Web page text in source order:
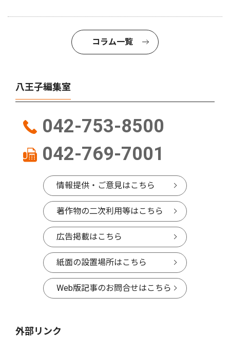
コラム一覧
八王子編集室
042-753-8500
042-769-7001
情報提供・ご意見はこちら
著作物の二次利用等はこちら
広告掲載はこちら
紙面の設置場所はこちら
Web版記事のお問合せはこちら
外部リンク